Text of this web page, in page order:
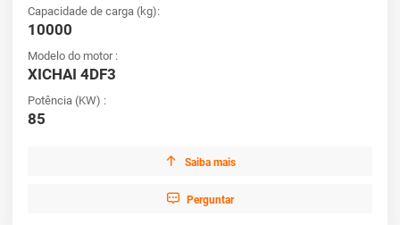
Capacidade de carga (kg):
10000
Modelo do motor :
XICHAI 4DF3
Potência (KW) :
85
 Saiba mais
 Perguntar